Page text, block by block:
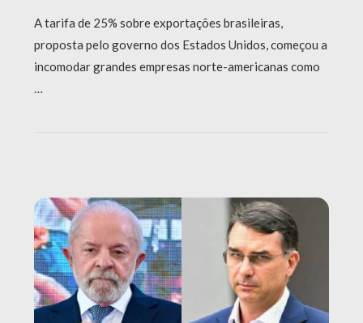
A tarifa de 25% sobre exportações brasileiras,
proposta pelo governo dos Estados Unidos, começou a
incomodar grandes empresas norte-americanas como
…